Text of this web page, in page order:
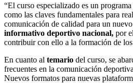
“El curso especializado es un
como las claves fundamentales para
comunicación de calidad para un
informativo deportivo nacional, por
contribuir con ello a la formación de
En cuanto al temario del curso, se
frecuentes en la comunicación
Nuevos formatos para nuevas